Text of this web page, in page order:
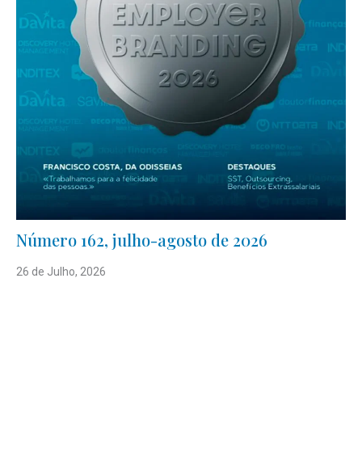
Número 162, julho-agosto de 2026
26 de Julho, 2026